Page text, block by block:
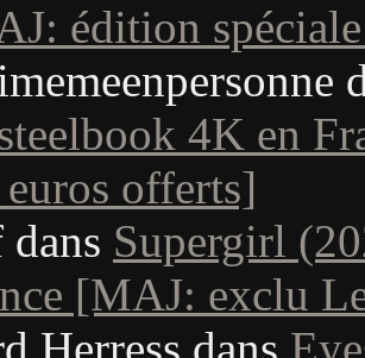
édition
4K en
offerts]
dans Supergirl
[MAJ: exclu
Herress dans